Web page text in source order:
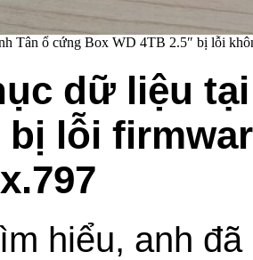
Tân ổ cứng Box WD 4TB 2.5″ bị lỗi
dữ liệu
bị lỗi
hiểu, anh